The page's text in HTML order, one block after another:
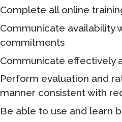
Complete all online
Communicate availability
commitments
Communicate effectively
Perform evaluation and
manner consistent with
Be able to use and learn